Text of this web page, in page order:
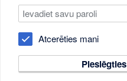
Atcerēties mani
Pieslēgties